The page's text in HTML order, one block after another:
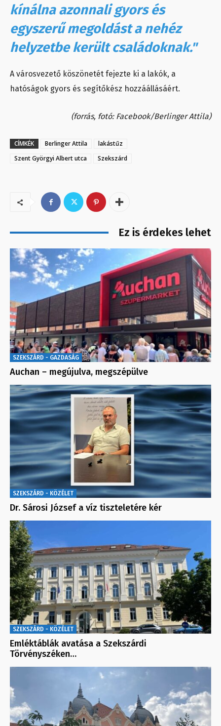
kínálna azonnali gyors és
egyszerű megoldást a nehéz
helyzetbe került családoknak."
A városvezető köszönetét fejezte ki a lakók, a
hatóságok gyors és segítőkész hozzáállásáért.
(forrás, fotó: Facebook/Berlinger Attila)
CÍMKÉK Berlinger Attila
lakástűz
Szent Györgyi Albert utca
Szekszárd
Ez is érdekes lehet
SZEKSZÁRD - GAZDASÁG
Auchan – megújulva, megszépülve
SZEKSZÁRD - KÖZÉLET
Dr. Sárosi József a víz tiszteletére kér
SZEKSZÁRD - KÖZÉLET
Emléktáblák avatása a Szekszárdi
Törvényszéken…